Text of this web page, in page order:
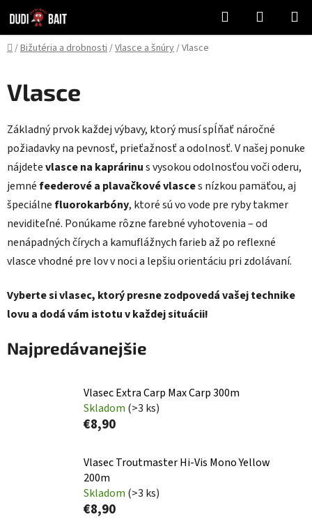
na
obsah
Hľadať
KOŠÍK
Domov
/Bižutéria a drobnosti/Vlasce a šnúry/Vlasce
Vlasce
Základný prvok každej výbavy, ktorý musí spĺňať náročné
požiadavky na pevnosť, prieťažnosť a odolnosť. V našej ponuke
nájdetevlasce na kaprárinus vysokou odolnosťou voči oderu,
jemnéfeederové a plavačkové vlasces nízkou pamäťou, aj
špeciálnefluorokarbóny, ktoré sú vo vode pre ryby takmer
neviditeľné. Ponúkame rôzne farebné vyhotovenia – od
nenápadných čírych a kamuflážnych farieb až po reflexné
vlasce vhodné pre lov v noci a lepšiu orientáciu pri zdolávaní.
Vyberte si vlasec, ktorý presne zodpovedá vašej technike
lovu a dodá vám istotu v každej situácii!
Najpredávanejšie
Vlasec Extra Carp Max Carp 300m
Skladom (>3 ks)
€8,90
Vlasec Troutmaster Hi-Vis Mono Yellow
200m
Skladom (>3 ks)
€8,90